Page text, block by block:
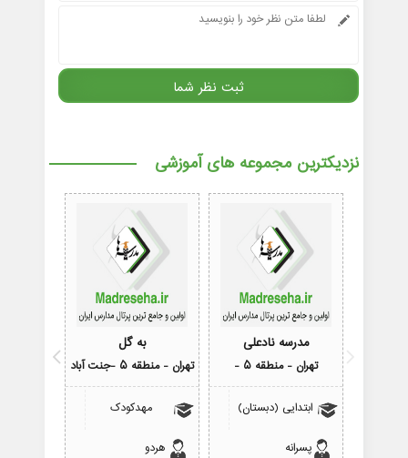
نزدیکترین مجموعه های آموزشی
مدرسه نادعلی
تهران - منطقه 5 -
ابتدایی (دبستان)
پسرانه
به گل
تهران - منطقه 5 -جنت آباد
مهدکودک
هردو